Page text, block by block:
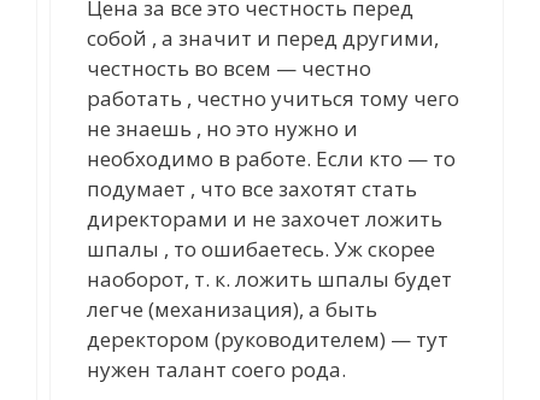
Цена за все это честность перед
собой , а значит и перед другими,
честность во всем — честно
работать , честно учиться тому чего
не знаешь , но это нужно и
необходимо в работе. Если кто — то
подумает , что все захотят стать
директорами и не захочет ложить
шпалы , то ошибаетесь. Уж скорее
наоборот, т. к. ложить шпалы будет
легче (механизация), а быть
деректором (руководителем) — тут
нужен талант соего рода.